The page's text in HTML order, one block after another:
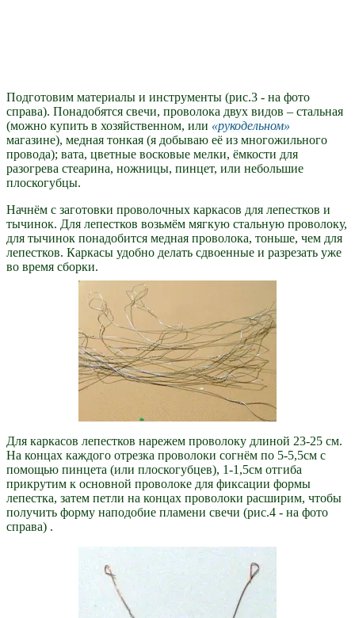
Подготовим материалы и инструменты (рис.3 - на фото
справа). Понадобятся свечи, проволока двух видов – стальная
(можно купить в хозяйственном, или
рукодельном
магазине), медная тонкая (я добываю её из многожильного
провода); вата, цветные восковые мелки, ёмкости для
разогрева стеарина, ножницы, пинцет, или небольшие
плоскогубцы.
Начнём с заготовки проволочных каркасов для лепестков и
тычинок. Для лепестков возьмём мягкую стальную проволоку,
для тычинок понадобится медная проволока, тоньше, чем для
лепестков. Каркасы удобно делать сдвоенные и разрезать уже
во время сборки.
Для каркасов лепестков нарежем проволоку длиной 23-25 см.
На концах каждого отрезка проволоки согнём по 5-5,5см с
помощью пинцета (или плоскогубцев), 1-1,5см отгиба
прикрутим к основной проволоке для фиксации формы
лепестка, затем петли на концах проволоки расширим, чтобы
получить форму наподобие пламени свечи (рис.4 - на фото
справа) .